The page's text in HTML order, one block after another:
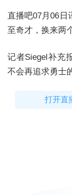
直播吧07月06日
至奇才，换来两
记者Siegel补充
不会再追求勇士
打开直